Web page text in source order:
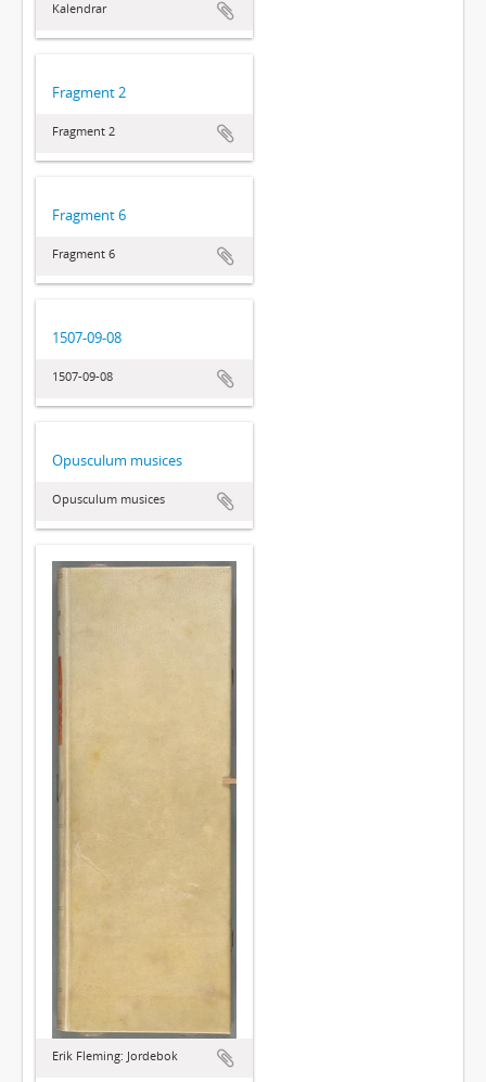
Kalendrar
Fragment 2
Fragment 2
Fragment 6
Fragment 6
1507-09-08
1507-09-08
Opusculum musices
Opusculum musices
Erik Fleming: Jordebok